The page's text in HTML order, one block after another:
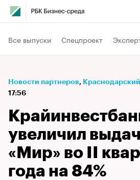
Все выпуски Спецпроект
Новости партнеров⁠,
17:56
увеличил
«Мир» во II
года на 84%